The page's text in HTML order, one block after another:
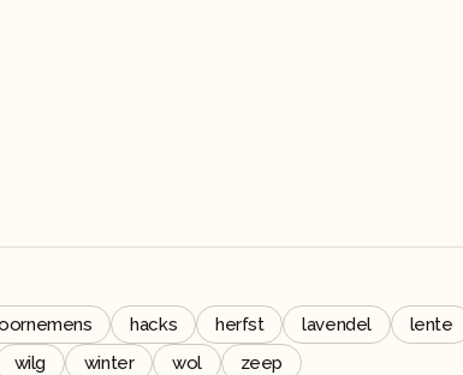
hacks herfst lavendel lente
wilg winter wol zeep